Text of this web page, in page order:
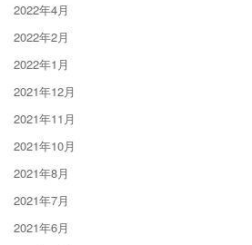
2022年4月
2022年2月
2022年1月
2021年12月
2021年11月
2021年10月
2021年8月
2021年7月
2021年6月